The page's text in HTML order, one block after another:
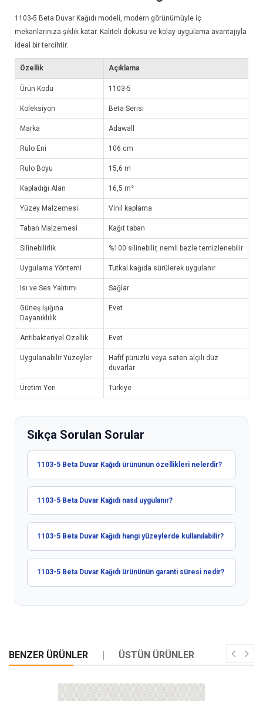
1103-5 Beta Duvar Kağıdı modeli, modern görünümüyle iç
mekanlarınıza şıklık katar. Kaliteli dokusu ve kolay uygulama avantajıyla
ideal bir tercihtir.
Özellik Açıklama
Ürün Kodu 1103-5
Koleksiyon Beta Serisi
Marka Adawall
Rulo Eni 106 cm
Rulo Boyu 15,6 m
Kapladığı Alan 16,5 m²
Yüzey Malzemesi Vinil kaplama
Taban Malzemesi Kağıt taban
Silinebilirlik %100 silinebilir, nemli bezle temizlenebilir
Uygulama Yöntemi Tutkal kağıda sürülerek uygulanır
Isı ve Ses Yalıtımı Sağlar
Güneş Işığına
Dayanıklılık
Evet
Antibakteriyel Özellik Evet
Uygulanabilir Yüzeyler
Hafif pürüzlü veya saten alçılı düz
duvarlar
Üretim Yeri Türkiye
Sıkça Sorulan Sorular
1103-5 Beta Duvar Kağıdı ürününün özellikleri nelerdir?
1103-5 Beta Duvar Kağıdı nasıl uygulanır?
1103-5 Beta Duvar Kağıdı hangi yüzeylerde kullanılabilir?
1103-5 Beta Duvar Kağıdı ürününün garanti süresi nedir?
BENZER ÜRÜNLER ÜSTÜN ÜRÜNLER